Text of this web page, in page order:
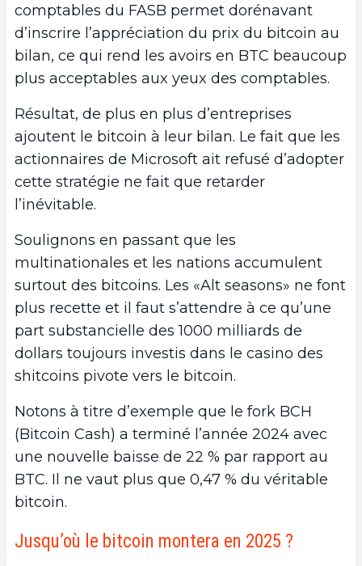
comptables du FASB permet dorénavant
d’inscrire l’appréciation du prix du bitcoin au
bilan, ce qui rend les avoirs en BTC beaucoup
plus acceptables aux yeux des comptables.
Résultat, de plus en plus d’entreprises
ajoutent le bitcoin à leur bilan. Le fait que les
actionnaires de Microsoft ait refusé d’adopter
cette stratégie ne fait que retarder
l’inévitable.
Soulignons en passant que les
multinationales et les nations accumulent
surtout des bitcoins. Les «Alt seasons» ne font
plus recette et il faut s’attendre à ce qu’une
part substancielle des 1000 milliards de
dollars toujours investis dans le casino des
shitcoins pivote vers le bitcoin.
Notons à titre d’exemple que le fork BCH
(Bitcoin Cash) a terminé l’année 2024 avec
une nouvelle baisse de 22 % par rapport au
BTC. Il ne vaut plus que 0,47 % du véritable
bitcoin.
Jusqu’où le bitcoin montera en 2025 ?